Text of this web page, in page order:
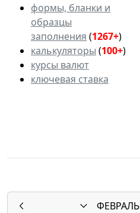
формы, бланки и
образцы
заполнения (1267+)
калькуляторы (100+)
курсы валют
ключевая ставка
ФЕВРАЛЬ